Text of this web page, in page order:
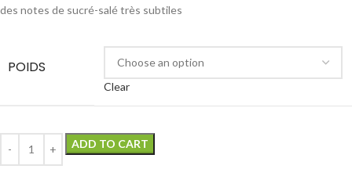
des notes de sucré-salé très subtiles
POIDS
Clear
ADD TO CART